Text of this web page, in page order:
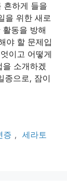
흔하게 들을
을 위한 새로
동을 방해
야 할 문제입
이고 어떻게
소개하겠
종으로, 잠이
증 ,
세라토